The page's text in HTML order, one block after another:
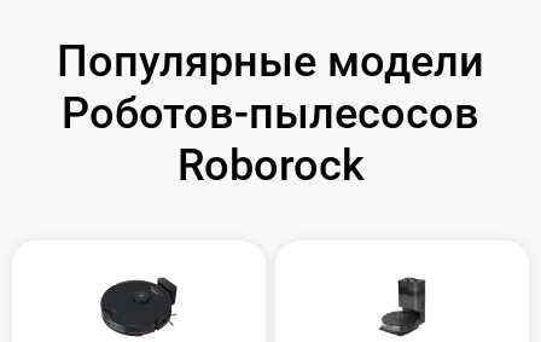
Популярные модели
Роботов-пылесосов
Roborock